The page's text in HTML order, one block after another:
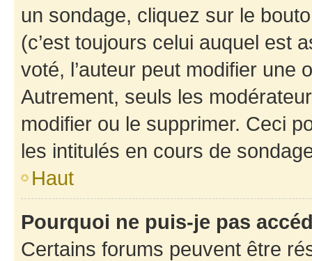
un sondage, cliquez sur le
(c’est toujours celui auquel est
voté, l’auteur peut modifier une
Autrement, seuls les
modifier ou le supprimer. Ceci
les intitulés en cours de
Haut
Pourquoi ne puis-je pas
Certains forums peuvent être